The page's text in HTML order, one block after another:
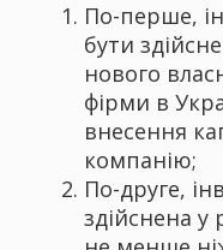
По-перше,
бути
нового
фірми в
внесення
компанію;
По-друге,
здійснена у